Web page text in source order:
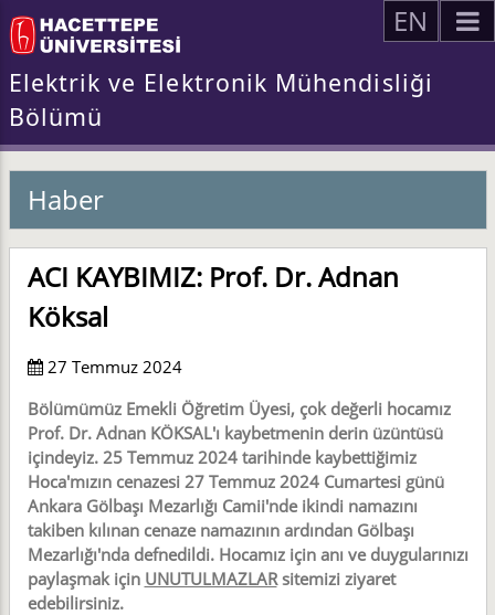
EN
Elektrik ve Elektronik Mühendisliği
Bölümü
Haber
ACI KAYBIMIZ: Prof. Dr. Adnan
Köksal
27 Temmuz 2024
Bölümümüz Emekli Öğretim Üyesi, çok değerli hocamız
Prof. Dr. Adnan KÖKSAL'ı kaybetmenin derin üzüntüsü
içindeyiz. 25 Temmuz 2024 tarihinde kaybettiğimiz
Hoca'mızın cenazesi 27 Temmuz 2024 Cumartesi günü
Ankara Gölbaşı Mezarlığı Camii'nde ikindi namazını
takiben kılınan cenaze namazının ardından Gölbaşı
Mezarlığı'nda defnedildi. Hocamız için anı ve duygularınızı
paylaşmak için UNUTULMAZLARsitemizi ziyaret
edebilirsiniz.